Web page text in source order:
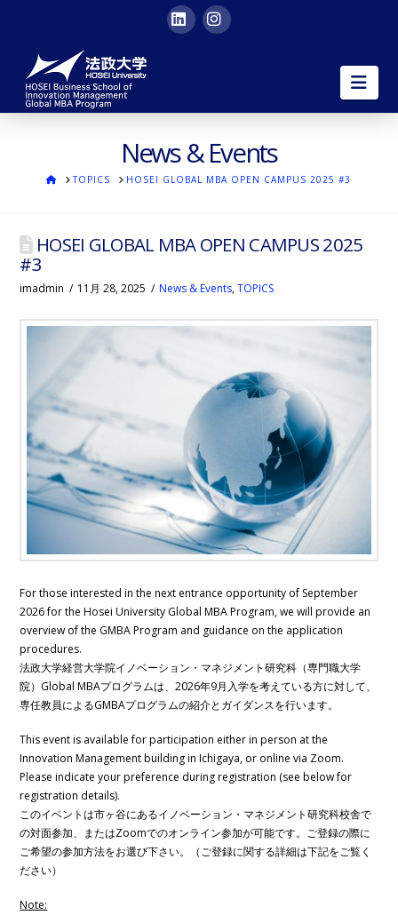
HOSEI
University
Global
MBA
|
in
English
in
Tokyo
in
1.5
years
News & Events
ホ TOPICS HOSEI GLOBAL MBA OPEN CAMPUS 2025 #3
HOSEI GLOBAL MBA OPEN CAMPUS 2025
#3
imadmin 11月 28, 2025 News & Events,TOPICS
For those interested in the next entrance opportunity of September
2026 for the Hosei University Global MBA Program, we will provide an
overview of the GMBA Program and guidance on the application
procedures.
法政大学経営大学院イノベーション・マネジメント研究科（専門職大学
院）Global MBAプログラムは、2026年9月入学を考えている方に対して、
専任教員によるGMBAプログラムの紹介とガイダンスを行います。
This event is available for participation either in person at the
Innovation Management building in Ichigaya, or online via Zoom.
Please indicate your preference during registration (see below for
registration details).
このイベントは市ヶ谷にあるイノベーション・マネジメント研究科校舎で
の対面参加、またはZoomでのオンライン参加が可能です。ご登録の際に
ご希望の参加方法をお選び下さい。（ご登録に関する詳細は下記をご覧く
ださい）
Note: